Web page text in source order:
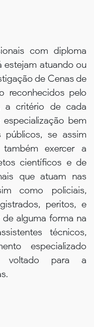
com diploma
estejam atuando ou
de Cenas de
reconhecidos pelo
a critério de cada
bem
públicos, se assim
exercer a
científicos e de
que atuam nas
como policiais,
peritos, e
alguma forma na
técnicos,
especializado
voltado para a